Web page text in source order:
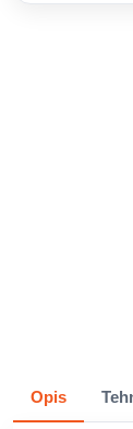
Opis